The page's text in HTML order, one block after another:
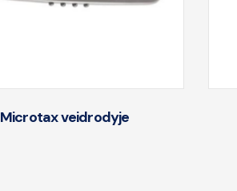
Microtax veidrodyje